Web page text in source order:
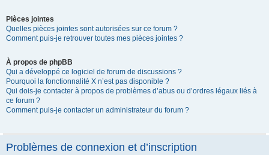
Pièces jointes
Quelles pièces jointes sont autorisées sur ce forum ?
Comment puis-je retrouver toutes mes pièces jointes ?
À propos de phpBB
Qui a développé ce logiciel de forum de discussions ?
Pourquoi la fonctionnalité X n’est pas disponible ?
Qui dois-je contacter à propos de problèmes d’abus ou d’ordres légaux liés à
ce forum ?
Comment puis-je contacter un administrateur du forum ?
Problèmes de connexion et d’inscription